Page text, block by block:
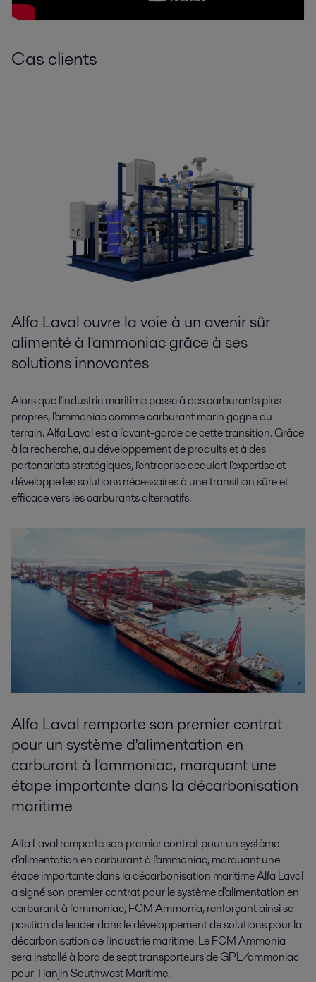
Cas clients
Alfa Laval ouvre la voie à un avenir sûr
alimenté à l'ammoniac grâce à ses
solutions innovantes
Alors que l'industrie maritime passe à des carburants plus
propres, l'ammoniac comme carburant marin gagne du
terrain. Alfa Laval est à l'avant-garde de cette transition. Grâce
à la recherche, au développement de produits et à des
partenariats stratégiques, l'entreprise acquiert l'expertise et
développe les solutions nécessaires à une transition sûre et
efficace vers les carburants alternatifs.
Alfa Laval remporte son premier contrat
pour un système d'alimentation en
carburant à l'ammoniac, marquant une
étape importante dans la décarbonisation
maritime
Alfa Laval remporte son premier contrat pour un système
d'alimentation en carburant à l'ammoniac, marquant une
étape importante dans la décarbonisation maritime Alfa Laval
a signé son premier contrat pour le système d'alimentation en
carburant à l'ammoniac, FCM Ammonia, renforçant ainsi sa
position de leader dans le développement de solutions pour la
décarbonisation de l'industrie maritime. Le FCM Ammonia
sera installé à bord de sept transporteurs de GPL/ammoniac
pour Tianjin Southwest Maritime.